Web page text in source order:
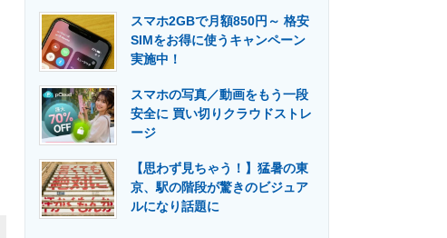
スマホ2GBで月額850円～ 格安
SIMをお得に使うキャンペーン
実施中！
スマホの写真／動画をもう一段
安全に 買い切りクラウドストレ
ージ
【思わず見ちゃう！】猛暑の東
京、駅の階段が驚きのビジュア
ルになり話題に